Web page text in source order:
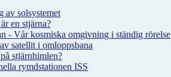
av solsystemet
en stjärna?
- Vår kosmiska omgivning i ständig rörelse
satellit i omloppsbana
stjärnhimlen?
rymdstationen ISS